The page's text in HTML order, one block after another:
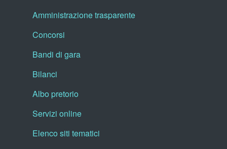
Amministrazione trasparente
Concorsi
Bandi di gara
Bilanci
Albo pretorio
Servizi online
Elenco siti tematici